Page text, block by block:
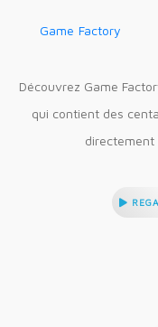
Game Factory
Découvrez Game
qui contient des
directement